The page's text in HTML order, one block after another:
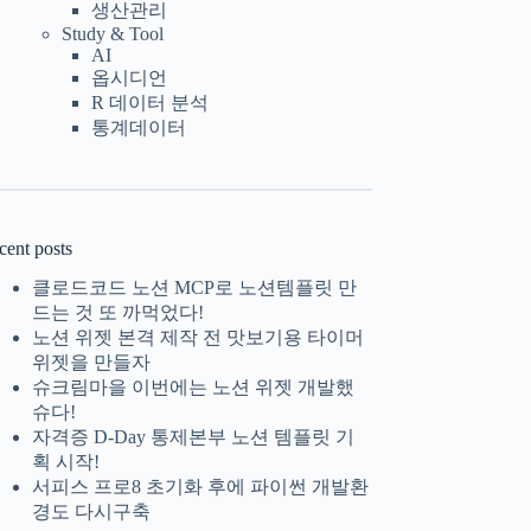
생산관리
Study & Tool
AI
옵시디언
R 데이터 분석
통계데이터
posts
클로드코드 노션 MCP로 노션템플릿 만
드는 것 또 까먹었다!
노션 위젯 본격 제작 전 맛보기용 타이머
위젯을 만들자
슈크림마을 이번에는 노션 위젯 개발했
슈다!
자격증 D-Day 통제본부 노션 템플릿 기
획 시작!
서피스 프로8 초기화 후에 파이썬 개발환
경도 다시구축